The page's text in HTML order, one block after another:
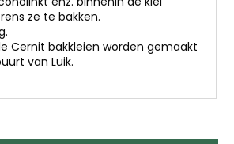
ze te bakken.
Cernit bakkleien worden gemaakt
van Luik.